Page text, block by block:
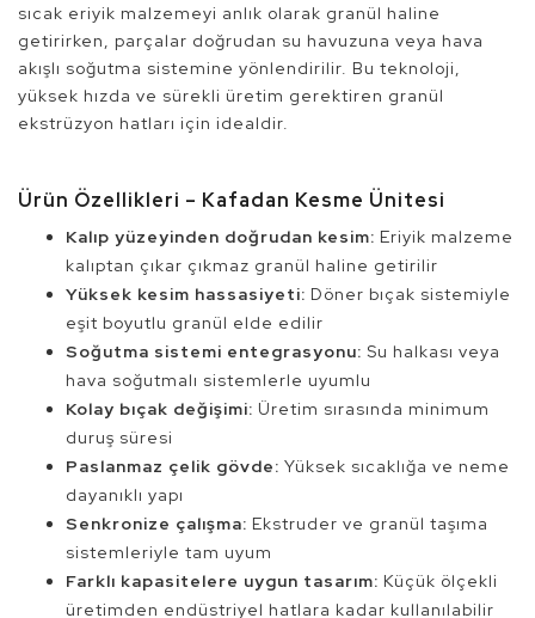
sıcak eriyik malzemeyi anlık olarak granül haline
getirirken, parçalar doğrudan su havuzuna veya hava
akışlı soğutma sistemine yönlendirilir. Bu teknoloji,
yüksek hızda ve sürekli üretim gerektiren granül
ekstrüzyon hatları için idealdir.
Ürün Özellikleri – Kafadan Kesme Ünitesi
Kalıp yüzeyinden doğrudan kesim: Eriyik malzeme
kalıptan çıkar çıkmaz granül haline getirilir
Yüksek kesim hassasiyeti: Döner bıçak sistemiyle
eşit boyutlu granül elde edilir
Soğutma sistemi entegrasyonu: Su halkası veya
hava soğutmalı sistemlerle uyumlu
Kolay bıçak değişimi: Üretim sırasında minimum
duruş süresi
Paslanmaz çelik gövde: Yüksek sıcaklığa ve neme
dayanıklı yapı
Senkronize çalışma: Ekstruder ve granül taşıma
sistemleriyle tam uyum
Farklı kapasitelere uygun tasarım: Küçük ölçekli
üretimden endüstriyel hatlara kadar kullanılabilir